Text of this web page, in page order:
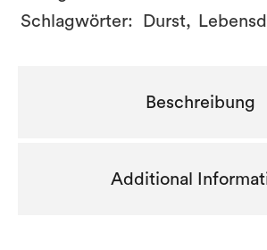
Schlagwörter:
Durst,
Beschreibung
Additional